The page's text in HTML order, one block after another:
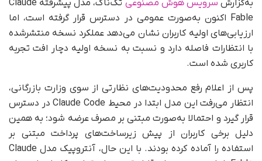
به‌گزارش سرویس هوش مصنوعی
تک‌ناک، مدل پیشرفته Claude
Fable اکنون به‌صورت عمومی در دسترس قرار گرفته است، اما
ارزیابی‌های اولیه کاربران نشان می‌دهد عملکرد نسخه منتشرشده
با انتظارات فاصله دارد و نسبت به نسخه اولیه دچار افت تجربه
کاربری شده است.
پس از اعلام رفع محدودیت‌های نظارتی از سوی وزارت بازرگانی،
انتظار می‌رفت این مدل ابتدا در محیط Claude Code در دسترس
قرار گیرد و احتمالا به‌صورت مبتنی بر مصرف عرضه شود؛ به همین
دلیل برخی کاربران از پیش زیرساخت‌های پرداخت مبتنی بر
استفاده را آماده کرده بودند. با این حال، آنتروپیک مدل Claude